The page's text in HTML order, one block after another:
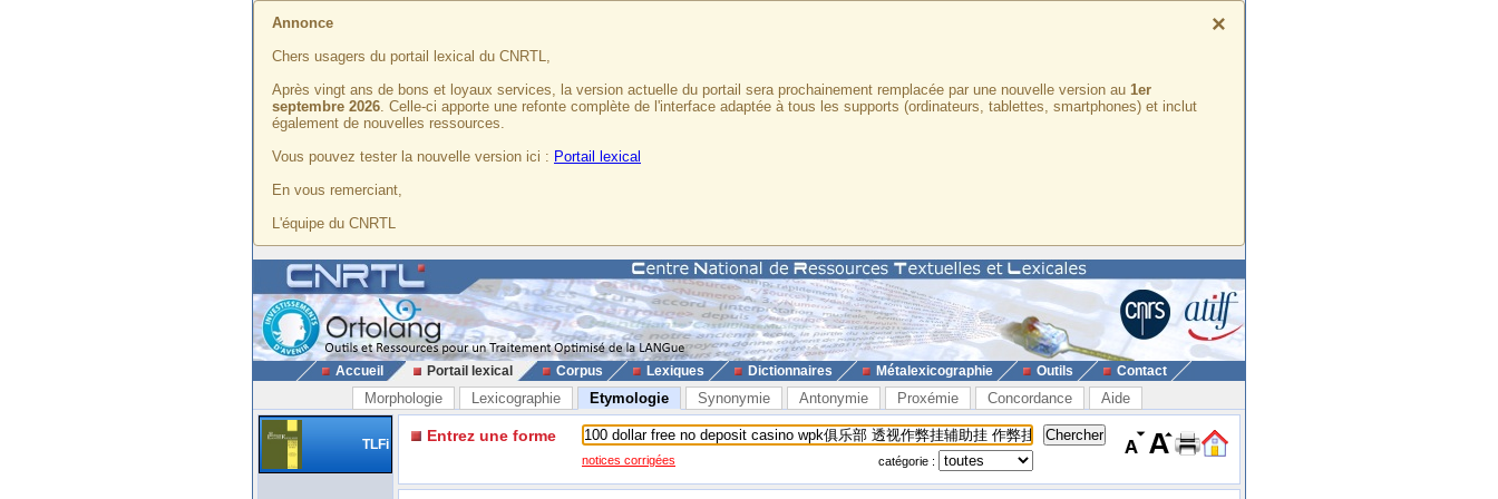
×
Annonce
Chers usagers du portail lexical du CNRTL,
Après vingt ans de bons et loyaux services, la version actuelle du portail sera prochainement remplacée par une nouvelle version au 1er
septembre 2026. Celle-ci apporte une refonte complète de l'interface adaptée à tous les supports (ordinateurs, tablettes, smartphones) et inclut
également de nouvelles ressources.
Vous pouvez tester la nouvelle version ici : Portail lexical
En vous remerciant,
L'équipe du CNRTL
Accueil Portail lexical Corpus Lexiques Dictionnaires Métalexicographie Outils Contact
Morphologie Lexicographie Etymologie Synonymie Antonymie Proxémie Concordance Aide
TLFi Entrez une forme
notices corrigées catégorie :